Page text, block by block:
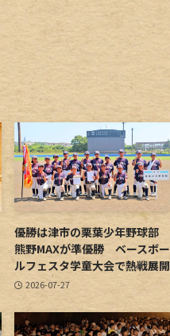
優勝は津市の栗葉少年野球部
熊野MAXが準優勝 ベースボー
ルフェスタ学童大会で熱戦展開
2026-07-27